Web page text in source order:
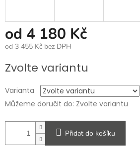
od 4 180 Kč
od 3 455 Kč bez DPH
cena:
Zvolte variantu
Varianta
Můžeme doručit do: Zvolte variantu
Přidat do košíku